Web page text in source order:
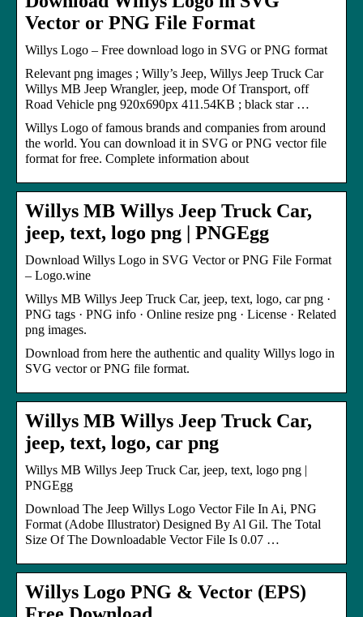
Vector or PNG File Format
Willys Logo – Free download logo in SVG or PNG format
Relevant png images ; Willy’s Jeep, Willys Jeep Truck Car
Willys MB Jeep Wrangler, jeep, mode Of Transport, off
Road Vehicle png 920x690px 411.54KB ; black star …
Willys Logo of famous brands and companies from around
the world. You can download it in SVG or PNG vector file
format for free. Complete information about
Willys MB Willys Jeep Truck Car,
jeep, text, logo png | PNGEgg
Download Willys Logo in SVG Vector or PNG File Format
– Logo.wine
Willys MB Willys Jeep Truck Car, jeep, text, logo, car png ·
PNG tags · PNG info · Online resize png · License · Related
png images.
Download from here the authentic and quality Willys logo in
SVG vector or PNG file format.
Willys MB Willys Jeep Truck Car,
jeep, text, logo, car png
Willys MB Willys Jeep Truck Car, jeep, text, logo png |
PNGEgg
Download The Jeep Willys Logo Vector File In Ai, PNG
Format (Adobe Illustrator) Designed By Al Gil. The Total
Size Of The Downloadable Vector File Is 0.07 …
Willys Logo PNG & Vector (EPS)